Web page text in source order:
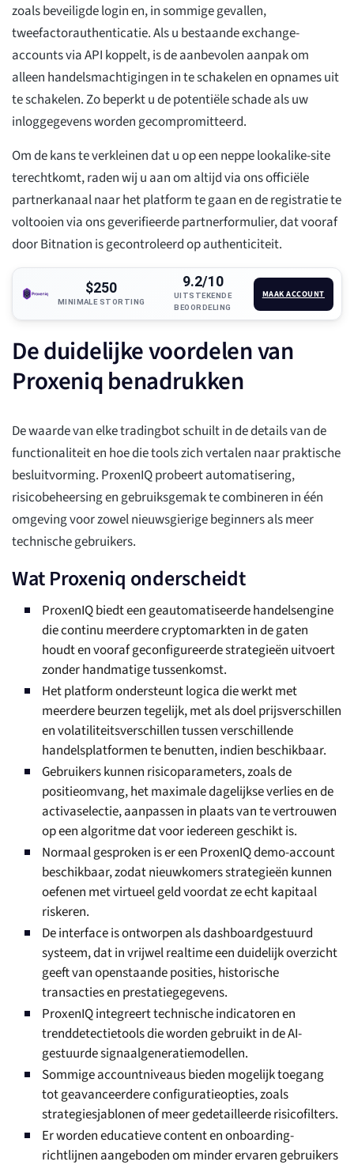
zoals beveiligde login en, in sommige gevallen,
tweefactorauthenticatie. Als u bestaande exchange-
accounts via API koppelt, is de aanbevolen aanpak om
alleen handelsmachtigingen in te schakelen en opnames uit
te schakelen. Zo beperkt u de potentiële schade als uw
inloggegevens worden gecompromitteerd.
Om de kans te verkleinen dat u op een neppe lookalike-site
terechtkomt, raden wij u aan om altijd via ons officiële
partnerkanaal naar het platform te gaan en de registratie te
voltooien via ons geverifieerde partnerformulier, dat vooraf
door Bitnation is gecontroleerd op authenticiteit.
$250
MINIMALE STORTING
9.2/10
UITSTEKENDE
BEOORDELING
MAAK ACCOUNT
De duidelijke voordelen van
Proxeniq benadrukken
De waarde van elke tradingbot schuilt in de details van de
functionaliteit en hoe die tools zich vertalen naar praktische
besluitvorming. ProxenIQ probeert automatisering,
risicobeheersing en gebruiksgemak te combineren in één
omgeving voor zowel nieuwsgierige beginners als meer
technische gebruikers.
Wat Proxeniq onderscheidt
ProxenIQ biedt een geautomatiseerde handelsengine
die continu meerdere cryptomarkten in de gaten
houdt en vooraf geconfigureerde strategieën uitvoert
zonder handmatige tussenkomst.
Het platform ondersteunt logica die werkt met
meerdere beurzen tegelijk, met als doel prijsverschillen
en volatiliteitsverschillen tussen verschillende
handelsplatformen te benutten, indien beschikbaar.
Gebruikers kunnen risicoparameters, zoals de
positieomvang, het maximale dagelijkse verlies en de
activaselectie, aanpassen in plaats van te vertrouwen
op een algoritme dat voor iedereen geschikt is.
Normaal gesproken is er een ProxenIQ demo-account
beschikbaar, zodat nieuwkomers strategieën kunnen
oefenen met virtueel geld voordat ze echt kapitaal
riskeren.
De interface is ontworpen als dashboardgestuurd
systeem, dat in vrijwel realtime een duidelijk overzicht
geeft van openstaande posities, historische
transacties en prestatiegegevens.
ProxenIQ integreert technische indicatoren en
trenddetectietools die worden gebruikt in de AI-
gestuurde signaalgeneratiemodellen.
Sommige accountniveaus bieden mogelijk toegang
tot geavanceerdere configuratieopties, zoals
strategiesjablonen of meer gedetailleerde risicofilters.
Er worden educatieve content en onboarding-
richtlijnen aangeboden om minder ervaren gebruikers